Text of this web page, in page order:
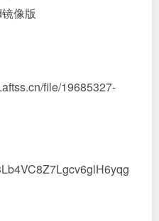
像版
file/19685327-